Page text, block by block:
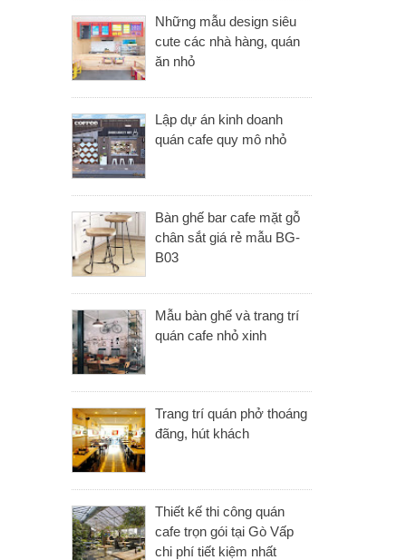
Những mẫu design siêu
cute các nhà hàng, quán
ăn nhỏ
Lập dự án kinh doanh
quán cafe quy mô nhỏ
Bàn ghế bar cafe mặt gỗ
chân sắt giá rẻ mẫu BG-
B03
Mẫu bàn ghế và trang trí
quán cafe nhỏ xinh
Trang trí quán phở thoáng
đãng, hút khách
Thiết kế thi công quán
cafe trọn gói tại Gò Vấp
chi phí tiết kiệm nhất